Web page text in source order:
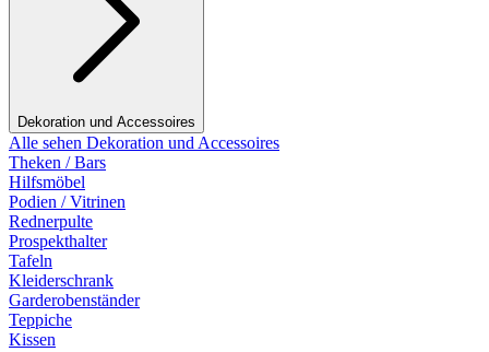
Dekoration und Accessoires
Alle sehen Dekoration und Accessoires
Theken / Bars
Hilfsmöbel
Podien / Vitrinen
Rednerpulte
Prospekthalter
Tafeln
Kleiderschrank
Garderobenständer
Teppiche
Kissen